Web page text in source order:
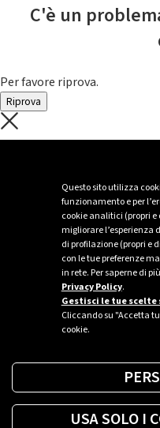
Questo sito utilizza
funzionamento e per
cookie analitici (propri
migliorare l’esperienza
di profilazione (propri e
con le tue preferenze
in rete. Per saperne di
Privacy Policy.
Gestisci le tue scelte
Cliccando su "Accetta
cookie.
USA SOLO I
C'è un
Per favore riprova.
Riprova
C'è un
Per favore riprova piú tardi
Sei
Trova la